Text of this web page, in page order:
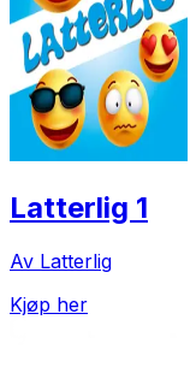
Latterlig 1
Av Latterlig
Kjøp her